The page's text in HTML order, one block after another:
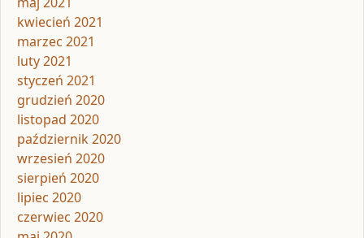
kwiecień 2021
marzec 2021
luty 2021
styczeń 2021
grudzień 2020
listopad 2020
październik 2020
wrzesień 2020
sierpień 2020
lipiec 2020
czerwiec 2020